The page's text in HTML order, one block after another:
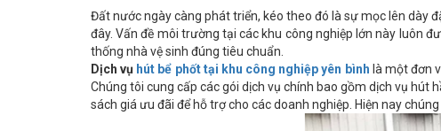
Đất nước ngày càng phát triển, kéo theo đó là sự mọc lên dày
đây. Vấn đề môi trường tại các khu công nghiệp lớn này luôn
thống nhà vệ sinh đúng tiêu chuẩn.
Dịch vụ hút bể phốt tại khu công nghiệp yên bình là một đơn
Chúng tôi cung cấp các gói dịch vụ chính bao gồm dịch vụ hút
sách giá ưu đãi để hỗ trợ cho các doanh nghiệp. Hiện nay